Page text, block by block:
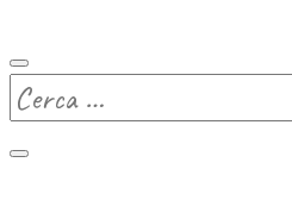
Ricerca
per: